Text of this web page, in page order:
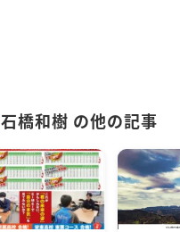
石橋和樹 の他の記事